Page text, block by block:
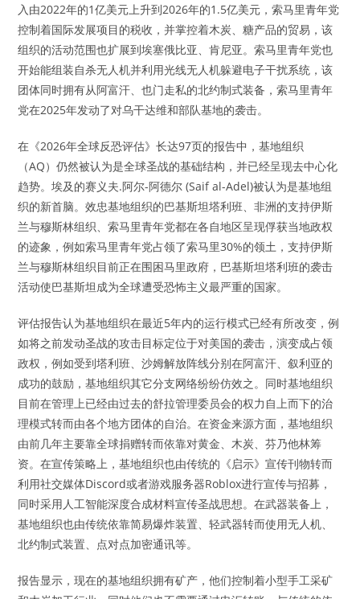
入由2022年的1亿美元上升到2026年的1.5亿美元，索马里青年党
控制着国际发展项目的税收，并掌控着木炭、糖产品的贸易，该
组织的活动范围也扩展到埃塞俄比亚、肯尼亚。索马里青年党也
开始能组装自杀无人机并利用光线无人机躲避电子干扰系统，该
团体同时拥有从阿富汗、也门走私的北约制式装备，索马里青年
党在2025年发动了对乌干达维和部队基地的袭击。
在《2026年全球反恐评估》长达97页的报告中，基地组织
（AQ）仍然被认为是全球圣战的基础结构，并已经呈现去中心化
趋势。埃及的赛义夫.阿尔-阿德尔 (Saif al-Adel)被认为是基地组
织的新首脑。效忠基地组织的巴基斯坦塔利班、非洲的支持伊斯
兰与穆斯林组织、索马里青年党都在各自地区呈现俘获当地政权
的迹象，例如索马里青年党占领了索马里30%的领土，支持伊斯
兰与穆斯林组织目前正在围困马里政府，巴基斯坦塔利班的袭击
活动使巴基斯坦成为全球遭受恐怖主义最严重的国家。
评估报告认为基地组织在最近5年内的运行模式已经有所改变，例
如将之前发动圣战的攻击目标定位于对美国的袭击，演变成占领
政权，例如受到塔利班、沙姆解放阵线分别在阿富汗、叙利亚的
成功的鼓励，基地组织其它分支网络纷纷仿效之。同时基地组织
目前在管理上已经由过去的舒拉管理委员会的权力自上而下的治
理模式转而由各个地方团体的自治。在资金来源方面，基地组织
由前几年主要靠全球捐赠转而依靠对黄金、木炭、芬乃他林筹
资。在宣传策略上，基地组织也由传统的《启示》宣传刊物转而
利用社交媒体Discord或者游戏服务器Roblox进行宣传与招募，
同时采用人工智能深度合成材料宣传圣战思想。在武器装备上，
基地组织也由传统依靠简易爆炸装置、轻武器转而使用无人机、
北约制式装置、点对点加密通讯等。
报告显示，现在的基地组织拥有矿产，他们控制着小型手工采矿